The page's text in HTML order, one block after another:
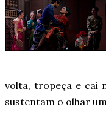
volta, tropeça e cai
sustentam o olhar